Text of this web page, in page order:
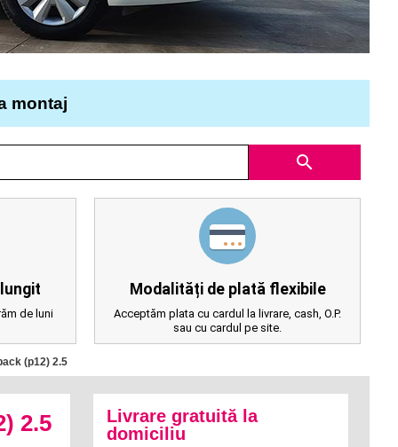
montaj
search
de luni
Modalități de plată flexibile
Acceptăm plata cu cardul la livrare, cash, O.P.
sau cu cardul pe site.
(p12) 2.5
2.5
Livrare gratuită la
domiciliu